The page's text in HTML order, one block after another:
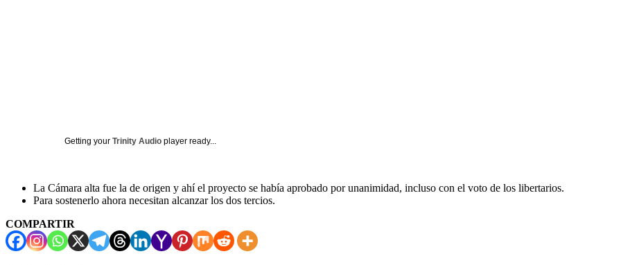
Getting your Trinity Audio player ready...
La Cámara alta fue la de origen y ahí el proyecto se había aprobado por unanimidad, incluso con el voto de los libertarios.
Para sostenerlo ahora necesitan alcanzar los dos tercios.
COMPARTIR